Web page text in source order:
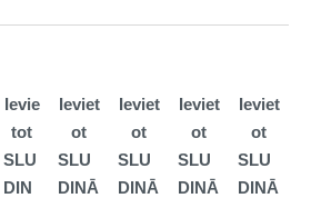
Ievie
tot
SLU
DIN
Ieviet
ot
SLU
DINĀ
Ieviet
ot
SLU
DINĀ
Ieviet
ot
SLU
DINĀ
Ieviet
ot
SLU
DINĀ